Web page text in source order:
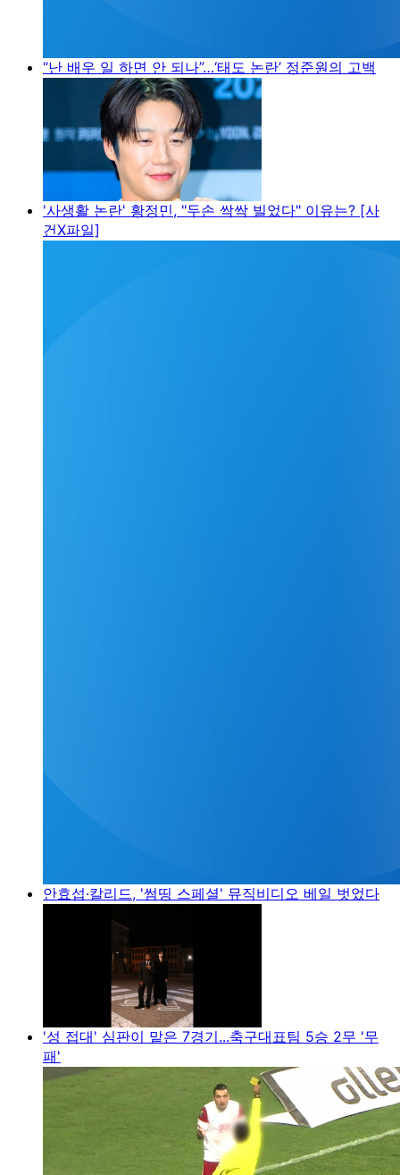
“난 배우 일 하면 안 되나”…‘태도 논란’ 정준원의 고백
'사생활 논란' 황정민, "두손 싹싹 빌었다" 이유는? [사
건X파일]
안효섭·칼리드, '썸띵 스페셜' 뮤직비디오 베일 벗었다
'성 접대' 심판이 맡은 7경기...축구대표팀 5승 2무 '무
패'